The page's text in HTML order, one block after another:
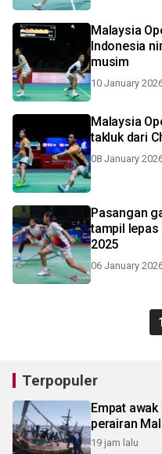
Malaysia
Indonesia
musim
10 January
Malaysia
takluk dari
08 January
Pasangan
tampil lepas
2025
06 January
1
Terpopuler
Empat
perairan
19 jam lalu